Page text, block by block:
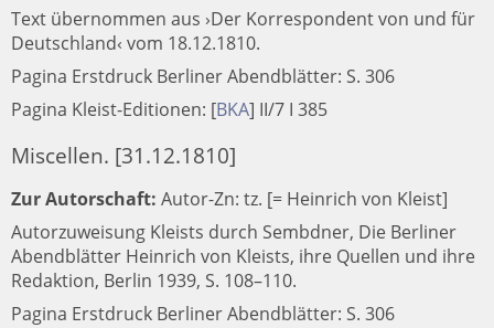
Text übernommen aus ›Der Korrespondent von und für
Deutschland‹ vom 18.12.1810.
Pagina Erstdruck Berliner Abendblätter: S. 306
Pagina Kleist-Editionen: [BKA] II/7 I 385
Miscellen. [31.12.1810]
Zur Autorschaft: Autor-Zn: tz. [= Heinrich von Kleist]
Autorzuweisung Kleists durch Sembdner, Die Berliner
Abendblätter Heinrich von Kleists, ihre Quellen und ihre
Redaktion, Berlin 1939, S. 108–110.
Pagina Erstdruck Berliner Abendblätter: S. 306